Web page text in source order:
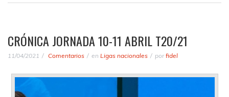
CRÓNICA JORNADA 10-11 ABRIL T20/21
11/04/2021 Comentarios en Ligas nacionales porfidel